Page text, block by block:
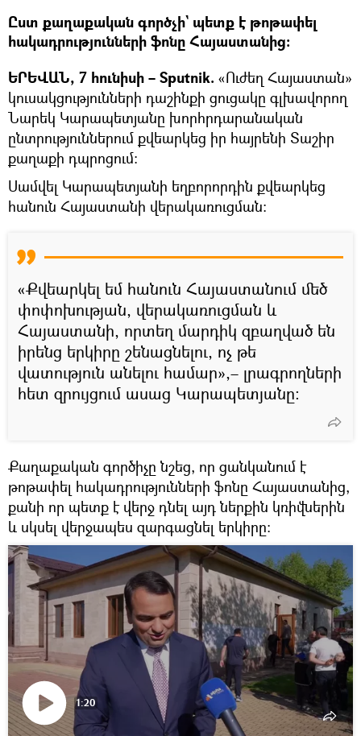
Ըստ քաղաքական գործչի` պետք է թոթափել
հակադրությունների ֆոնը Հայաստանից։
ԵՐԵՎԱՆ, 7 հունիսի – Sputnik. «Ուժեղ Հայաստան»
կուսակցությունների դաշինքի ցուցակը գլխավորող
Նարեկ Կարապետյանը խորհրդարանական
ընտրություններում քվեարկեց իր հայրենի Տաշիր
քաղաքի դպրոցում։
Սամվել Կարապետյանի եղբորորդին քվեարկեց
հանուն Հայաստանի վերակառուցման:
«Քվեարկել եմ հանուն Հայաստանում մեծ
փոփոխության, վերակառուցման և
Հայաստանի, որտեղ մարդիկ զբաղված են
իրենց երկիրը շենացնելու, ոչ թե
վատություն անելու համար»,– լրագրողների
հետ զրույցում ասաց Կարապետյանը։
Քաղաքական գործիչը նշեց, որ ցանկանում է
թոթափել հակադրությունների ֆոնը Հայաստանից,
քանի որ պետք է վերջ դնել այդ ներքին կռիվներին
և սկսել վերջապես զարգացնել երկիրը։
1:20